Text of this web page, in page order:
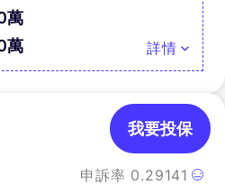
萬
萬 詳情
申訴率 0.29141
我要投保